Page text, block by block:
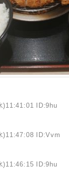
)11:41:01 ID:9hu
)11:47:08 ID:Vvm
)11:46:15 ID:9hu